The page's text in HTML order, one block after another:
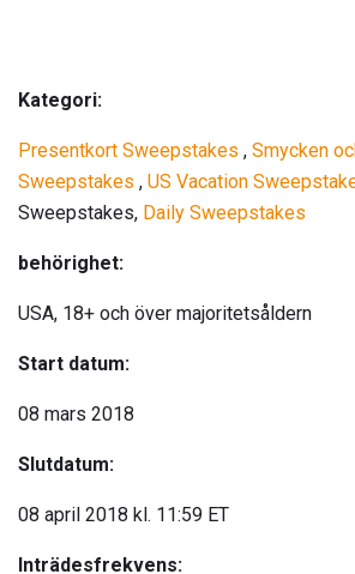
Kategori:
Presentkort Sweepstakes , Smycken
Sweepstakes , US Vacation
Sweepstakes, Daily Sweepstakes
behörighet:
USA, 18+ och över majoritetsåldern
Start datum:
08 mars 2018
Slutdatum:
08 april 2018 kl. 11:59 ET
Inträdesfrekvens: